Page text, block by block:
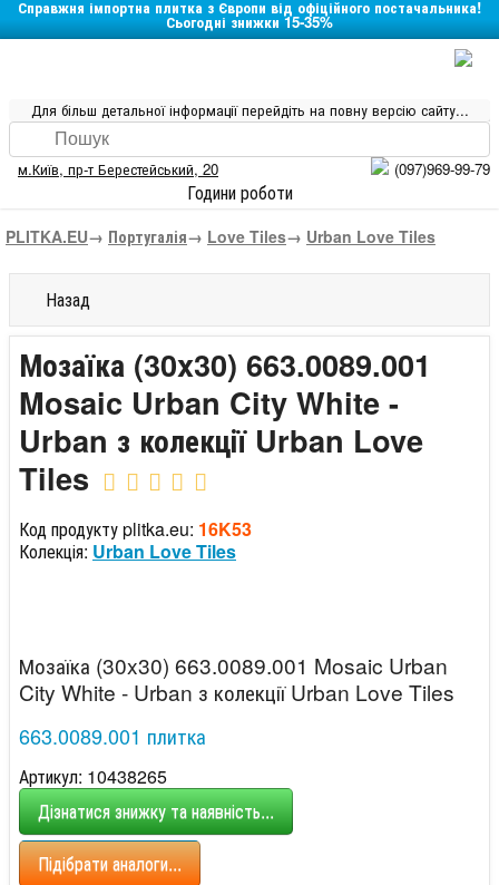
Справжня імпортна плитка з Європи від офіційного постачальника!
Сьогодні знижки 15-35%
Для більш детальної інформації перейдіть на повну версію сайту...
м.Київ, пр-т Берестейський, 20 (097)969-99-79
Години роботи
PLITKA.EU→ Португалія→ Love Tiles→ Urban Love Tiles
Назад
Мозаїка (30x30) 663.0089.001
Mosaic Urban City White -
Urban з колекції Urban Love
Tiles
Код продукту plitka.eu: 16K53
Колекція: Urban Love Tiles
Мозаїка (30x30) 663.0089.001 Mosaic Urban
City White - Urban з колекції Urban Love Tiles
663.0089.001 плитка
Артикул: 10438265
Дізнатися знижку та наявність...
Підібрати аналоги...